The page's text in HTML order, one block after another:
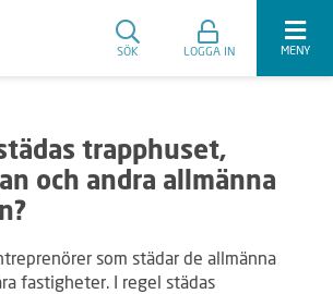
SÖK LOGGA IN MENY
trapphuset,
och andra allmänna
som städar de allmänna
fastigheter. I regel städas